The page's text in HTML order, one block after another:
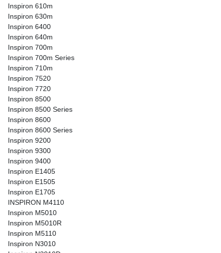
Inspiron 610m
Inspiron 630m
Inspiron 6400
Inspiron 640m
Inspiron 700m
Inspiron 700m Series
Inspiron 710m
Inspiron 7520
Inspiron 7720
Inspiron 8500
Inspiron 8500 Series
Inspiron 8600
Inspiron 8600 Series
Inspiron 9200
Inspiron 9300
Inspiron 9400
Inspiron E1405
Inspiron E1505
Inspiron E1705
INSPIRON M4110
Inspiron M5010
Inspiron M5010R
Inspiron M5110
Inspiron N3010